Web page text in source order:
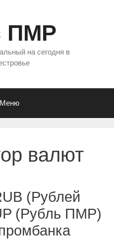
ПМР
на сегодня в
Меню
валют
(Рублей
(Рубль ПМР)